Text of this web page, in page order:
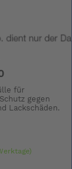
für
gegen
Lackschäden.